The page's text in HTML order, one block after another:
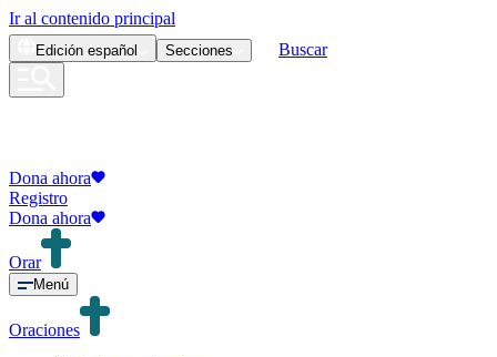
Ir al contenido principal
Edición español Secciones Buscar
Dona ahora
Registro
Dona ahora
Orar
Menú
Oraciones